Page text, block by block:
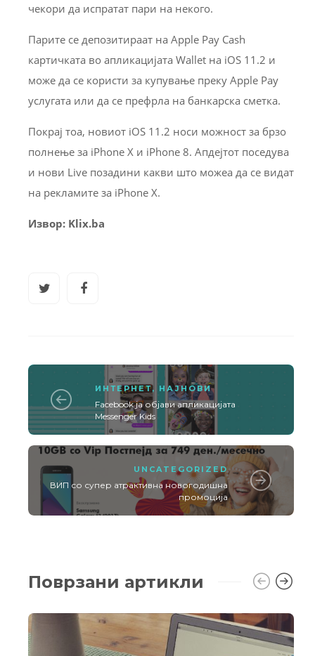
чекори да испратат пари на некого.
Парите се депозитираат на Apple Pay Cash
картичката во апликацијата Wallet на iOS 11.2 и
може да се користи за купување преку Apple Pay
услугата или да се префрла на банкарска сметка.
Покрај тоа, новиот iOS 11.2 носи можност за брзо
полнење за iPhone X и iPhone 8. Апдејтот поседува
и нови Live позадини какви што можеа да се видат
на рекламите за iPhone X.
Извор: Klix.ba
ИНТЕРНЕТ, НАЈНОВИ
Facebook ја објави апликацијата
Messenger Kids
UNCATEGORIZED
ВИП со супер атрактивна новогодишна
промоција
Поврзани артикли